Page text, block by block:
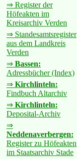
⇒ Register der
Höfeakten im
Kreisarchiv Verden
⇒ Standesamtsregister
aus dem Landkreis
Verden
⇒ Bassen:
Adressbücher (Index)
⇒ Kirchlinteln:
Findbuch Altarchiv
⇒ Kirchlinteln:
Deposital-Archiv
⇒
Neddenaverbergen:
Register zu Höfeakten
im Staatsarchiv Stade